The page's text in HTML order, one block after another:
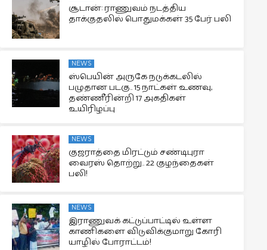
சூடான்: ராணுவம் நடத்திய
தாக்குதலில் பொதுமக்கள் 35 பேர் பலி
NEWS
ஸ்பெயின் அருகே நடுக்கடலில்
பழுதான படகு.. 15 நாட்கள் உணவு,
தண்ணீரின்றி 17 அகதிகள்
உயிரிழப்பு
NEWS
குஜராத்தை மிரட்டும் சண்டிபுரா
வைரஸ் தொற்று.. 22 குழந்தைகள்
பலி!
NEWS
இராணுவக் கட்டுப்பாட்டில் உள்ள
காணிகளை விடுவிக்குமாறு கோரி
யாழில் போராட்டம்!